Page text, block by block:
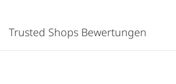
Trusted Shops Bewertungen